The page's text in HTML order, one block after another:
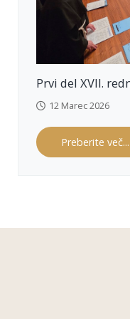
).
#br
atje
min
Prvi del XVII.
12 Marec 2026
Preberite več...